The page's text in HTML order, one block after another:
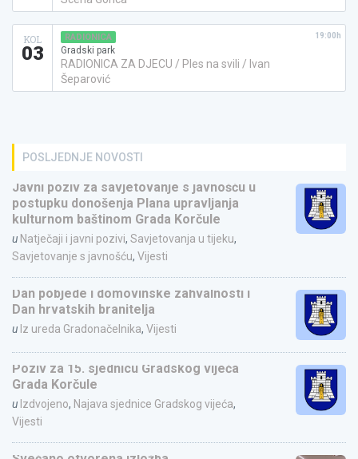
KOL
03
RADIONICA
Gradski park
RADIONICA ZA DJECU / Ples na svili / Ivan
Šeparović
19:00h
POSLJEDNJE NOVOSTI
Javni poziv za savjetovanje s javnošću u
postupku donošenja Plana upravljanja
kulturnom baštinom Grada Korčule
u Natječaji i javni pozivi, Savjetovanja u tijeku,
Savjetovanje s javnošću, Vijesti
Dan pobjede i domovinske zahvalnosti i
Dan hrvatskih branitelja
u Iz ureda Gradonačelnika, Vijesti
Poziv za 15. sjednicu Gradskog vijeća
Grada Korčule
u Izdvojeno, Najava sjednice Gradskog vijeća,
Vijesti